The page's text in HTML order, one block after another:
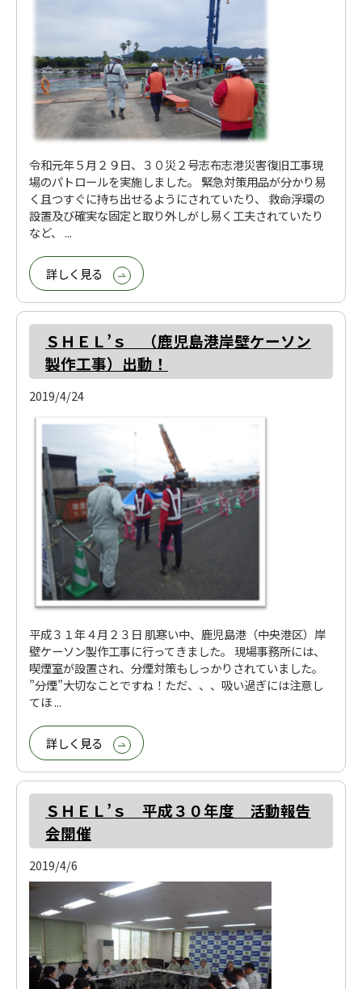
令和元年５月２９日、３０災２号志布志港災害復旧工事現
場のパトロールを実施しました。 緊急対策用品が分かり易
く且つすぐに持ち出せるようにされていたり、 救命浮環の
設置及び確実な固定と取り外しがし易く工夫されていたり
など、 ...
詳しく見る
ＳＨＥＬ’ｓ （鹿児島港岸壁ケーソン
製作工事）出動！
2019/4/24
平成３１年４月２３日 肌寒い中、鹿児島港（中央港区）岸
壁ケーソン製作工事に行ってきました。 現場事務所には、
喫煙室が設置され、分煙対策もしっかりされていました。
”分煙”大切なことですね！ただ、、、吸い過ぎには注意し
てほ ...
詳しく見る
ＳＨＥＬ’ｓ 平成３０年度 活動報告
会開催
2019/4/6